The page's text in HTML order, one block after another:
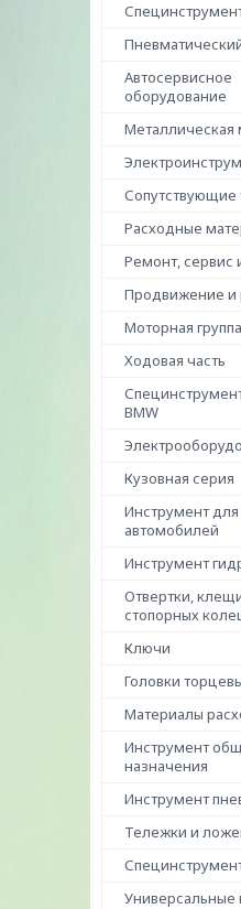
Автосервисное
оборудование
Металлическая
Сопутствующие
Расходные
Ремонт, сервис
Продвижение и
Моторная группа
Ходовая часть
BMW
Кузовная серия
Инструмент для
автомобилей
Инструмент
Отвертки,
стопорных
Ключи
Головки
Материалы
Инструмент
назначения
Инструмент
Тележки и
Универсальные